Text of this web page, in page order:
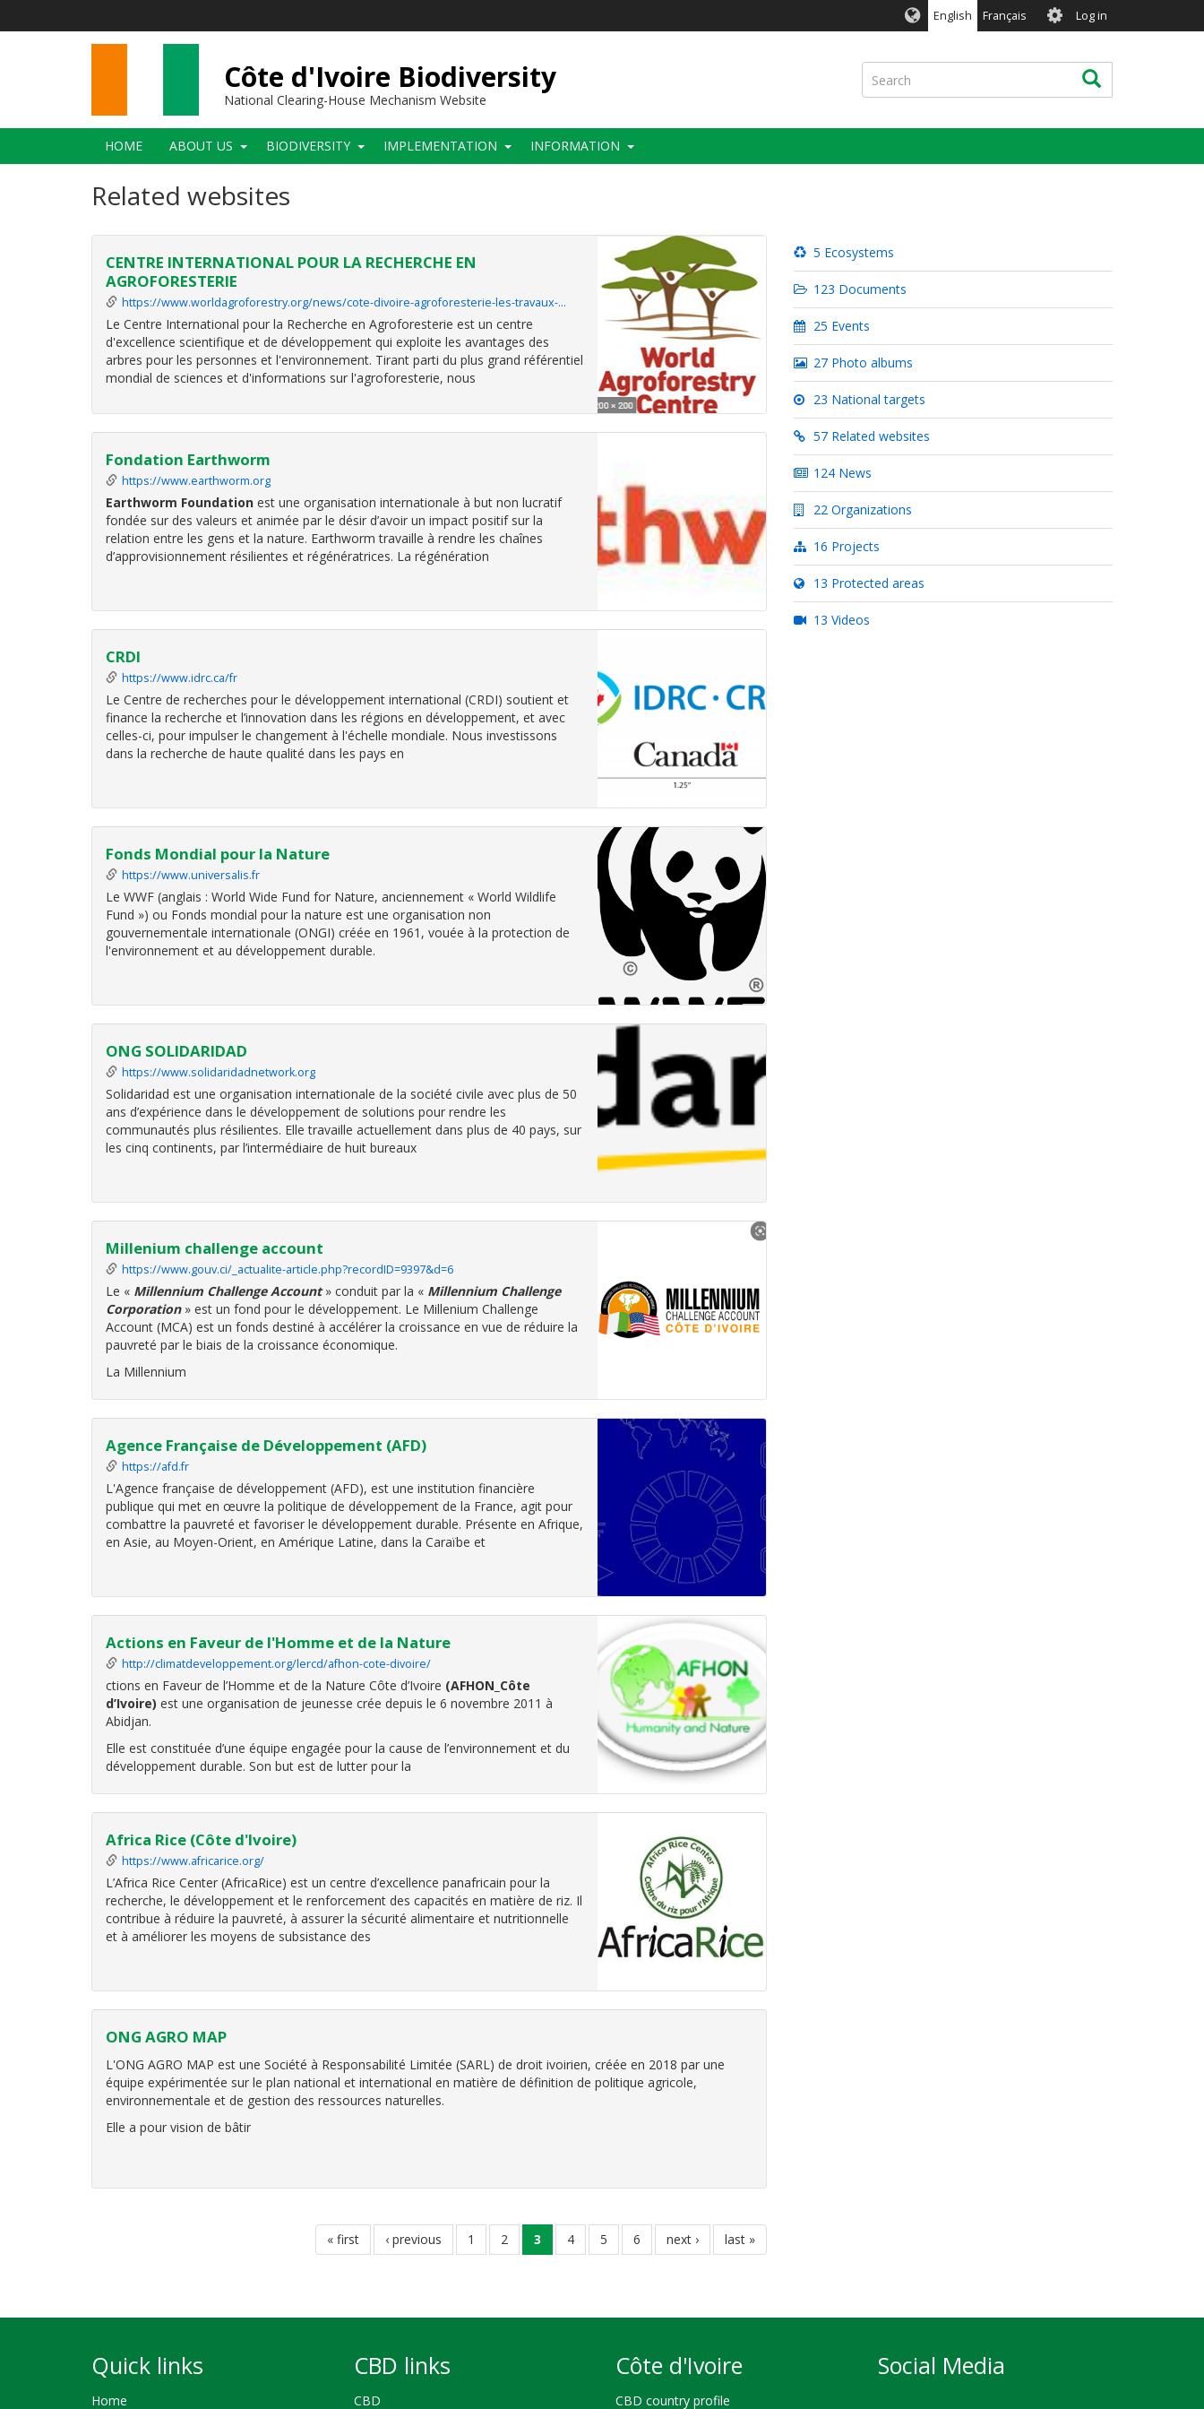
English Français User
account
menu
Log in
Côte d'Ivoire Biodiversity
National Clearing-House Mechanism Website
Search Search
Main
navigation
HOME ABOUT US BIODIVERSITY IMPLEMENTATION INFORMATION
Related websites
CENTRE INTERNATIONAL POUR LA RECHERCHE EN
AGROFORESTERIE
https://www.worldagroforestry.org/news/cote-divoire-agroforesterie-les-travaux-…
LeCentre International pour la Recherche en Agroforesterie est un centre
d'excellence scientifique et de développement qui exploite les avantages des
arbres pour les personnes et l'environnement. Tirant parti du plus grand référentiel
mondial de sciences et d'informations sur l'agroforesterie, nous
Fondation Earthworm
https://www.earthworm.org
Earthworm Foundation est une organisation internationale à but non lucratif
fondée sur des valeurs et animée par le désir d’avoir un impact positif sur la
relation entre les gens et la nature. Earthworm travaille à rendre les chaînes
d’approvisionnement résilientes et régénératrices. La régénération
CRDI
https://www.idrc.ca/fr
Le Centre de recherches pour le développement international (CRDI) soutient et
finance la recherche et l’innovation dans les régions en développement, et avec
celles-ci, pour impulser le changement à l'échelle mondiale. Nous investissons
dans la recherche de haute qualité dans les pays en
Fonds Mondial pour la Nature
https://www.universalis.fr
Le WWF (anglais : World Wide Fund for Nature, anciennement « World Wildlife
Fund ») ou Fonds mondial pour la nature est une organisation non
gouvernementale internationale (ONGI) créée en 1961, vouée à la protection de
l'environnement et au développement durable.
Elle est l'une des plus
ONG SOLIDARIDAD
https://www.solidaridadnetwork.org
Solidaridad est une organisation internationale de la société civile avec plus de 50
ans d’expérience dans le développement de solutions pour rendre les
communautés plus résilientes. Elle travaille actuellement dans plus de 40 pays, sur
les cinq continents, par l’intermédiaire de huit bureaux
Millenium challenge account
https://www.gouv.ci/_actualite-article.php?recordID=9397&d=6
Le « Millennium Challenge Account» conduit par la « Millennium Challenge
Corporation» est un fond pour le développement. Le Millenium Challenge
Account (MCA) est un fonds destiné à accélérer la croissance en vue de réduire la
pauvreté par le biais de la croissance économique.
La Millennium
Agence Française de Développement (AFD)
https://afd.fr
L'Agence française de développement (AFD), est une institution financière
publique qui met en œuvre la politique de développement de la France, agit pour
combattre la pauvreté et favoriser le développement durable. Présente en Afrique,
en Asie, au Moyen-Orient, en Amérique Latine, dans la Caraïbe et
Actions en Faveur de l'Homme et de la Nature
http://climatdeveloppement.org/lercd/afhon-cote-divoire/
ctions en Faveur de l’Homme et de la Nature Côte d’Ivoire (AFHON_Côte
d’Ivoire) est une organisation de jeunesse crée depuis le 6 novembre 2011 à
Abidjan.
Elle est constituée d’une équipe engagée pour la cause de l’environnement et du
développement durable. Son but est de lutter pour la
Africa Rice (Côte d'Ivoire)
https://www.africarice.org/
L’Africa Rice Center (AfricaRice) est un centre d’excellence panafricain pour la
recherche, le développement et le renforcement des capacités en matière de riz. Il
contribue à réduire la pauvreté, à assurer la sécurité alimentaire et nutritionnelle
et à améliorer les moyens de subsistance des
ONG AGRO MAP
L'ONG AGRO MAP est une Société à Responsabilité Limitée (SARL) de droit ivoirien, créée en 2018 par une
équipe expérimentée sur le plan national et international en matière de définition de politique agricole,
environnementale et de gestion des ressources naturelles.
Elle a pour vision de bâtir
first
page
« first
previous
page
‹ previous page
1 page
2
current
page
3 page
4 page
5 page
6
next
page
next ›
last
page
last »
5 Ecosystems
123 Documents
25 Events
27 Photo albums
23 National targets
57 Related websites
124 News
22 Organizations
16 Projects
13 Protected areas
13 Videos
Quick links
Home
CBD links
CBD
Côte d'Ivoire
CBD country profile
Social Media